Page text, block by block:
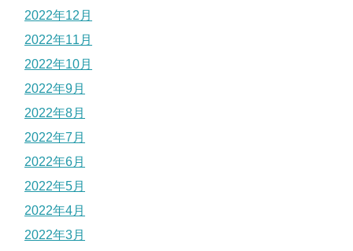
2022年12月
2022年11月
2022年10月
2022年9月
2022年8月
2022年7月
2022年6月
2022年5月
2022年4月
2022年3月